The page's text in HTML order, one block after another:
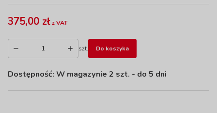
375,00 złz VAT
szt. Do koszyka
Dostępność: W magazynie 2 szt. - do 5 dni